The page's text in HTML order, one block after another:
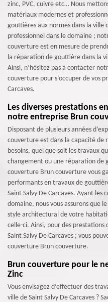
zinc, PVC, cuivre etc… Nous
matériaux modernes et
gouttières aux normes dans la ville
professionnel dans le domaine ;
couverture est en mesure de
la réparation de gouttière dans la
Ainsi, n’hésitez pas à contacter
couverture pour s’occuper de vos
Carcaves.
Les diverses prestations
notre entreprise Brun
Disposant de plusieurs années
couverture est dans la capacité de
besoins, quel que soit les travaux
changement ou une réparation de
couverture Brun couverture vous
performants en travaux de
Saint Salvy De Carcaves. Ayant les
domaine, nous vous assurons que
style architectural de votre
celle-ci. Ainsi, pour des
Saint Salvy De Carcaves ; vous
couverture Brun couverture.
Brun couverture pour le
Zinc
Vous envisagez d’effectuer des
ville de Saint Salvy De Carcaves ?